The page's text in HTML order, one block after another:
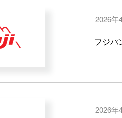
2026年
フジパ
2026年